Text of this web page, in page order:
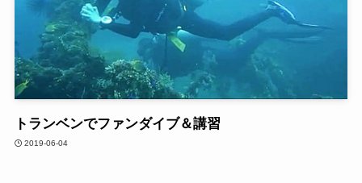
トランベンでファンダイブ＆講習
2019-06-04